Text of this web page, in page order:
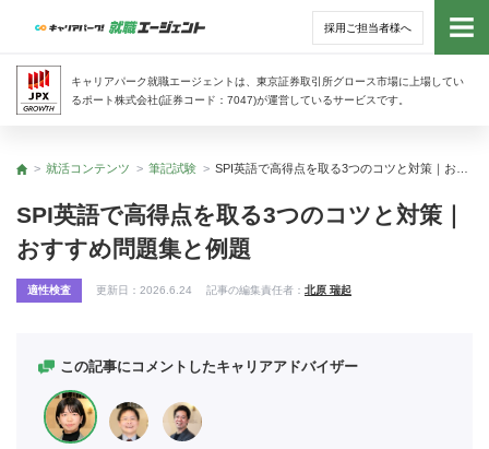
採用ご担当者様へ
キャリアパーク就職エージェントは、東京証券取引所グロース市場に上場してい
るポート株式会社(証券コード：7047)が運営しているサービスです。
トッ
トップ
就活コンテンツ 筆記試験
SPI英語で高得点を取る3つのコツと対策｜
おすすめ問題集と例題
適性検査 更新日： 2026.6.24 記事の編集責任者： 北原 瑞起
この記事にコメントしたキャリアアドバイザー